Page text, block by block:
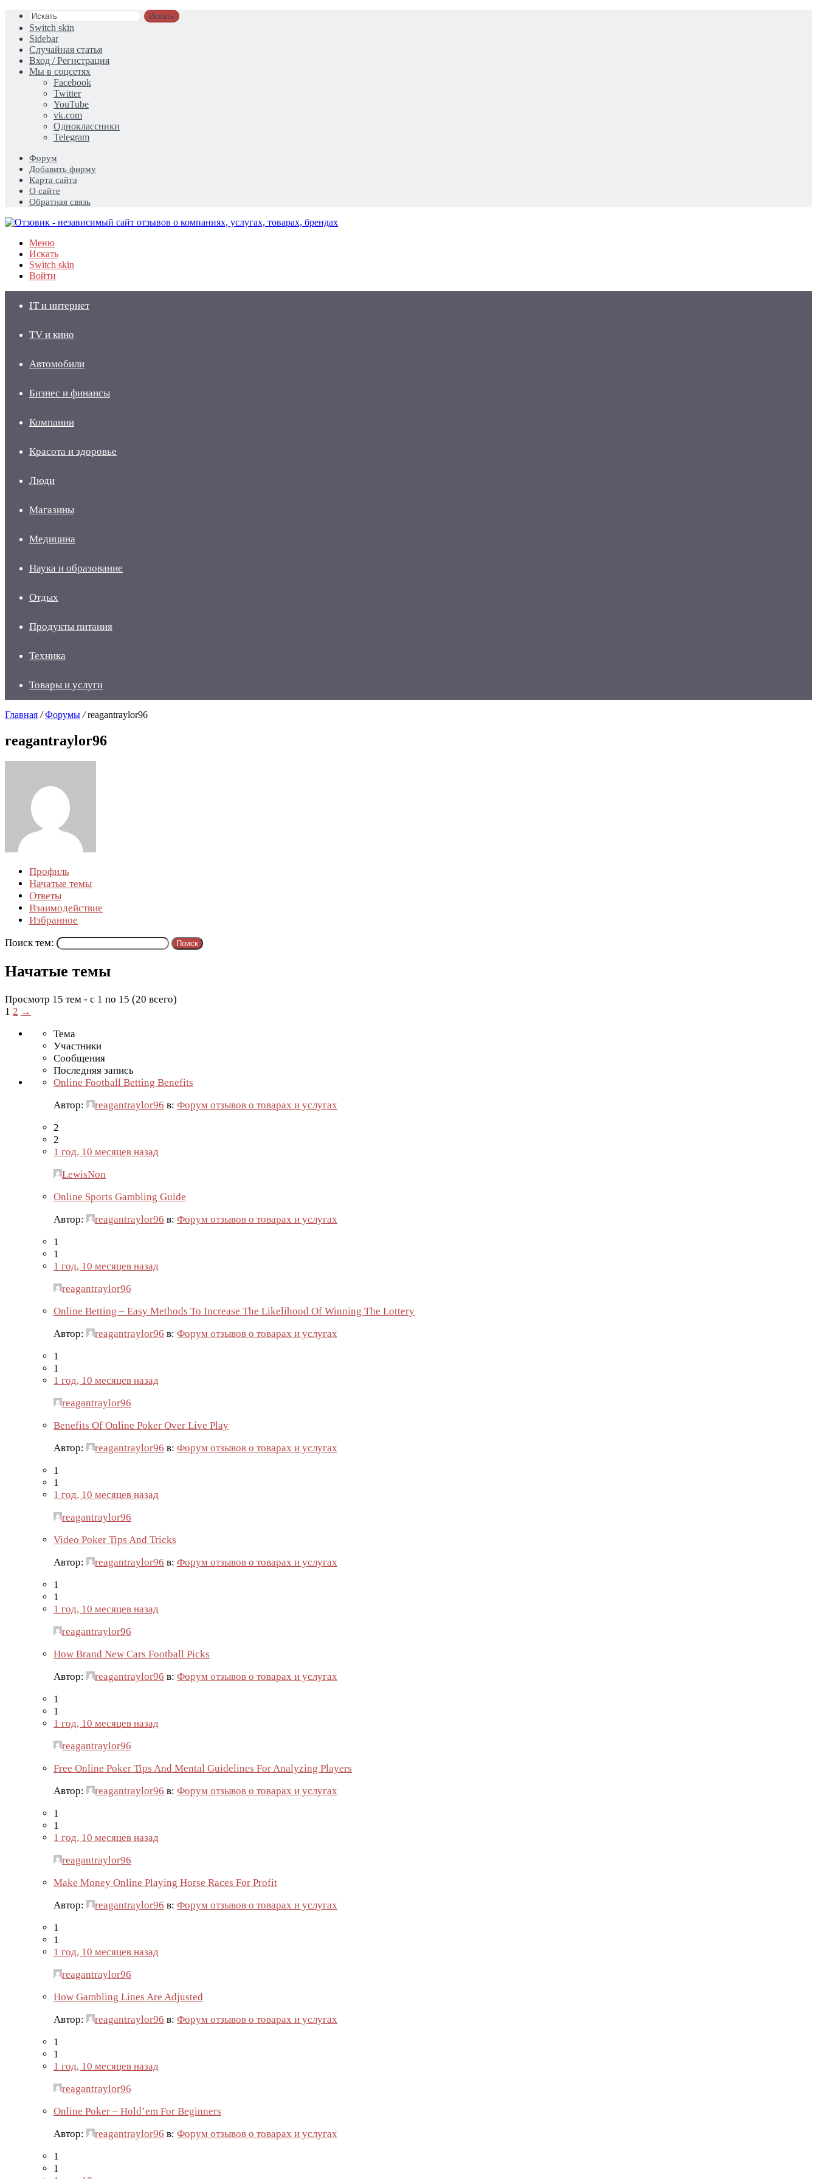
Искать
Switch skin
Sidebar
Случайная статья
Вход / Регистрация
Мы в соцсетях
Facebook
Twitter
YouTube
vk.com
Одноклассники
Telegram
Форум
Добавить фирму
Карта сайта
О сайте
Обратная связь
Меню
Искать
Switch skin
Войти
IT и интернет
TV и кино
Автомобили
Бизнес и финансы
Компании
Красота и здоровье
Люди
Магазины
Медицина
Наука и образование
Отдых
Продукты питания
Техника
Товары и услуги
Главная / Форумы / reagantraylor96
reagantraylor96
Профиль
Начатые темы
Ответы
Взаимодействие
Избранное
Поиск тем:
Начатые темы
Просмотр 15 тем - с 1 по 15 (20 всего)
1 2 →
Тема
Участники
Сообщения
Последняя запись
Online Football Betting Benefits
Автор:
reagantraylor96 в: Форум отзывов о товарах и услугах
2
2
1 год, 10 месяцев назад
LewisNon
Online Sports Gambling Guide
Автор:
reagantraylor96 в: Форум отзывов о товарах и услугах
1
1
1 год, 10 месяцев назад
reagantraylor96
Online Betting – Easy Methods To Increase The Likelihood Of Winning The Lottery
Автор:
reagantraylor96 в: Форум отзывов о товарах и услугах
1
1
1 год, 10 месяцев назад
reagantraylor96
Benefits Of Online Poker Over Live Play
Автор:
reagantraylor96 в: Форум отзывов о товарах и услугах
1
1
1 год, 10 месяцев назад
reagantraylor96
Video Poker Tips And Tricks
Автор:
reagantraylor96 в: Форум отзывов о товарах и услугах
1
1
1 год, 10 месяцев назад
reagantraylor96
How Brand New Cars Football Picks
Автор:
reagantraylor96 в: Форум отзывов о товарах и услугах
1
1
1 год, 10 месяцев назад
reagantraylor96
Free Online Poker Tips And Mental Guidelines For Analyzing Players
Автор:
reagantraylor96 в: Форум отзывов о товарах и услугах
1
1
1 год, 10 месяцев назад
reagantraylor96
Make Money Online Playing Horse Races For Profit
Автор:
reagantraylor96 в: Форум отзывов о товарах и услугах
1
1
1 год, 10 месяцев назад
reagantraylor96
How Gambling Lines Are Adjusted
Автор:
reagantraylor96 в: Форум отзывов о товарах и услугах
1
1
1 год, 10 месяцев назад
reagantraylor96
Online Poker – Hold’em For Beginners
Автор:
reagantraylor96 в: Форум отзывов о товарах и услугах
1
1